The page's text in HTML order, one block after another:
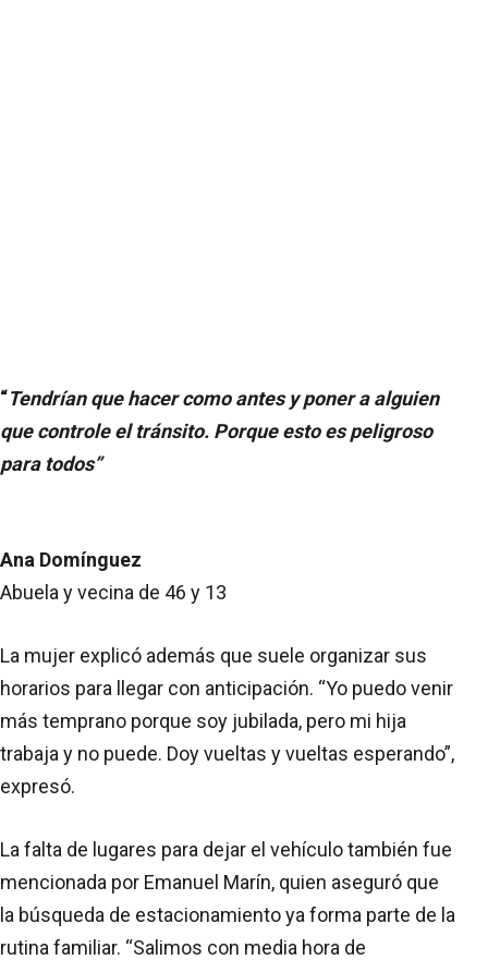
“Tendrían que hacer como antes y poner a alguien
que controle el tránsito. Porque esto es peligroso
para todos”
Ana Domínguez
Abuela y vecina de 46 y 13
La mujer explicó además que suele organizar sus
horarios para llegar con anticipación. “Yo puedo venir
más temprano porque soy jubilada, pero mi hija
trabaja y no puede. Doy vueltas y vueltas esperando”,
expresó.
La falta de lugares para dejar el vehículo también fue
mencionada por Emanuel Marín, quien aseguró que
la búsqueda de estacionamiento ya forma parte de la
rutina familiar. “Salimos con media hora de